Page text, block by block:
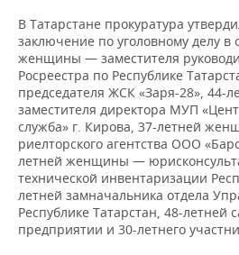
КОРОЛИ ГОСЗАКАЗА ПФО
ВУЗЫ ТАТАРСТАНА
КОМУ ПРИНАДЛЕЖАТ
ТОРГОВЫЕ ЦЕНТРЫ
ТАТАРСТАНА
ФИНАНСЫ
БАНКИ
БЮДЖЕТ
ИНВЕСТИЦИИ
НОВОСТИ
ПРОМЫШЛЕННОСТИ
АГРОПРОМ
МАШИНОСТРОЕНИЕ
НЕФТЕХИМИЯ
НЕФТЬ
НЕДВИЖИМОСТЬ
НОВОСТИ НЕДВИЖИМОСТИ
АВТО
НОВОСТИ АВТО
БИЗНЕС
НОВОСТИ БИЗНЕСА
РОЗНИЧНАЯ ТОРГОВЛЯ
ТРАНСПОРТ
ТЕХНОЛОГИИ
НОВОСТИ ТЕХНОЛОГИЙ
IT
МЕРОПРИЯТИЯ
НОВОСТИ МЕРОПРИЯТИЙ
СПОРТ
В Татарстане прокуратура
заключение по уголовному делу
женщины — заместителя
Росреестра по Республике
председателя ЖСК «Заря-28», 44-
заместителя директора МУП
служба» г. Кирова, 37-летней
риелторского агентства ООО
летней женщины —
технической инвентаризации
летней замначальника отдела
Республике Татарстан, 48-летней
предприятии и 30-летнего